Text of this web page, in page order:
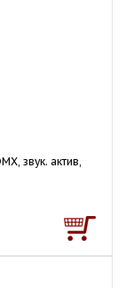
звук. актив,